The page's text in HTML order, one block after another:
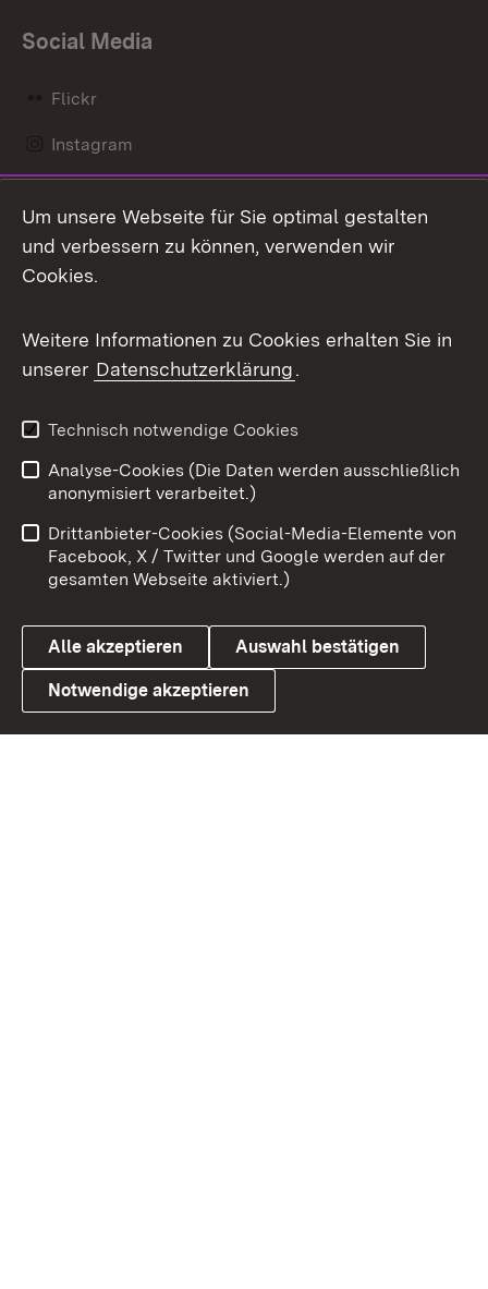
Social Media
Flickr
Instagram
Mastodon
Messenger
Social Wall
X / Twitter
Youtube
Link zum Landesportal
Benutzungshinweise
Barrierefreiheit
Datenschutz
Cookies
Um unsere Webseite für Sie optimal gestalten
und verbessern zu können, verwenden wir
Cookies.
Weitere Informationen zu Cookies erhalten Sie in
unserer Datenschutzerklärung.
Technisch notwendige Cookies
Analyse-Cookies (Die Daten werden ausschließlich
anonymisiert verarbeitet.)
Drittanbieter-Cookies (Social-Media-Elemente von
Facebook, X / Twitter und Google werden auf der
gesamten Webseite aktiviert.)
Alle akzeptieren Auswahl bestätigen
Notwendige akzeptieren